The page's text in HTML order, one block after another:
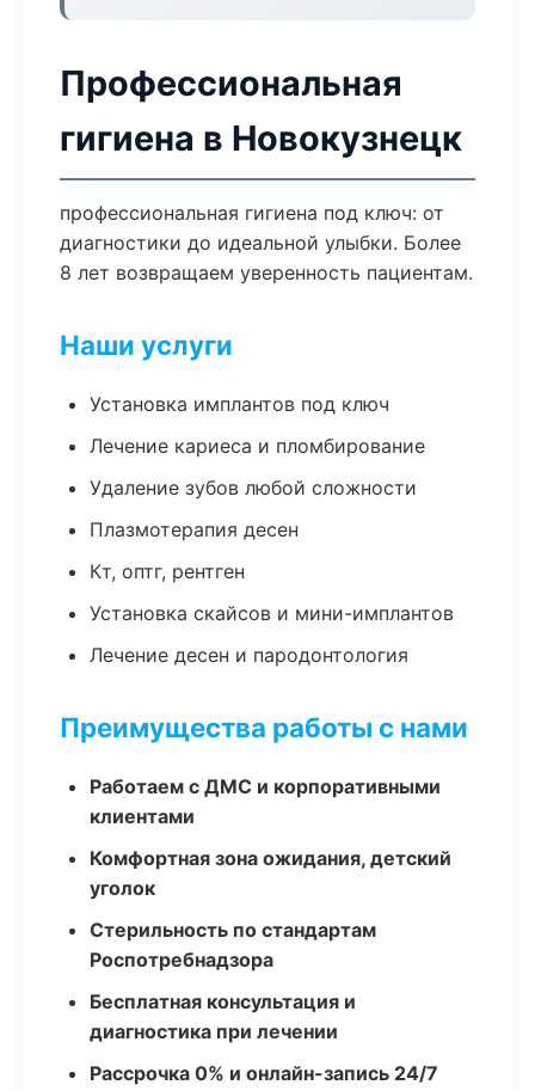
Профессиональная
гигиена в Новокузнецк
профессиональная гигиена под ключ: от
диагностики до идеальной улыбки. Более
8 лет возвращаем уверенность пациентам.
Наши услуги
Установка имплантов под ключ
Лечение кариеса и пломбирование
Удаление зубов любой сложности
Плазмотерапия десен
Кт, оптг, рентген
Установка скайсов и мини-имплантов
Лечение десен и пародонтология
Преимущества работы с нами
Работаем с ДМС и корпоративными
клиентами
Комфортная зона ожидания, детский
уголок
Стерильность по стандартам
Роспотребнадзора
Бесплатная консультация и
диагностика при лечении
Рассрочка 0% и онлайн-запись 24/7